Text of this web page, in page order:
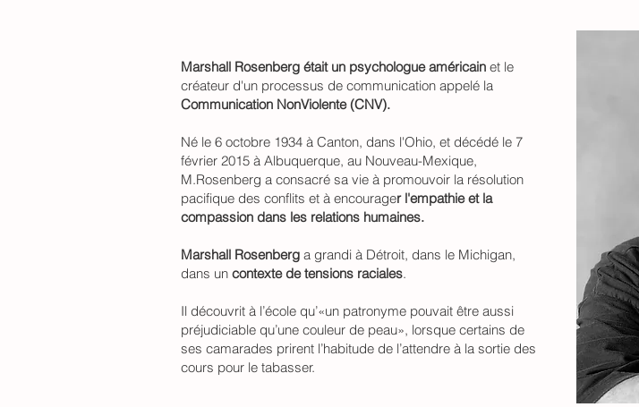
Marshall Rosenberg était un psychologue américain et le
créateur d'un processus de communication appelé la
Communication NonViolente (CNV).
Né le 6 octobre 1934 à Canton, dans l'Ohio, et décédé le 7
février 2015 à Albuquerque, au Nouveau-Mexique,
M.Rosenberg a consacré sa vie à promouvoir la résolution
pacifique des conflits et à encourager l'empathie et la
compassion dans les relations humaines.
Marshall Rosenberg a grandi à Détroit, dans le Michigan,
dans un contexte de tensions raciales.
Il découvrit à l’école qu’«un patronyme pouvait être aussi
préjudiciable qu’une couleur de peau», lorsque certains de
ses camarades prirent l’habitude de l’attendre à la sortie des
cours pour le tabasser.